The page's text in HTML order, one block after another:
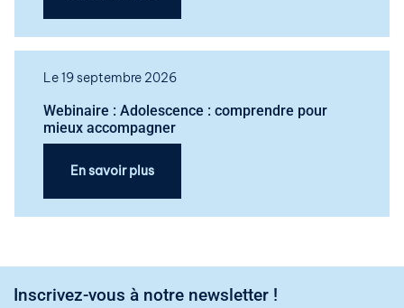
Le 19 septembre 2026
Webinaire : Adolescence : comprendre pour
mieux accompagner
En savoir plus
Inscrivez-vous à notre newsletter !